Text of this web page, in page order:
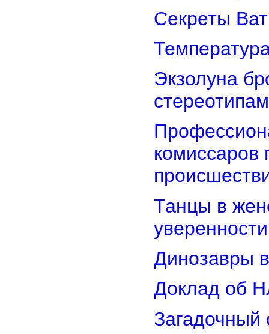
Секреты
Экзолуна
стереотипам
комиссаров
Танцы в
Динозавры
Доклад об
Загадочный